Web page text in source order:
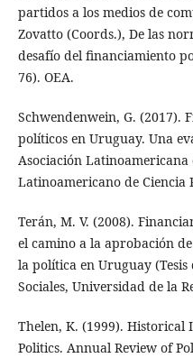
partidos a los medios de
Zovatto (Coords.), De las
desafío del financiamiento
76). OEA.
Schwendenwein, G. (2017).
políticos en Uruguay. Una
Asociación Latinoamericana
Latinoamericano de Ciencia
Terán, M. V. (2008).
el camino a la aprobación
la política en Uruguay (Tesis
Sociales, Universidad de la
Thelen, K. (1999).
Politics. Annual Review of